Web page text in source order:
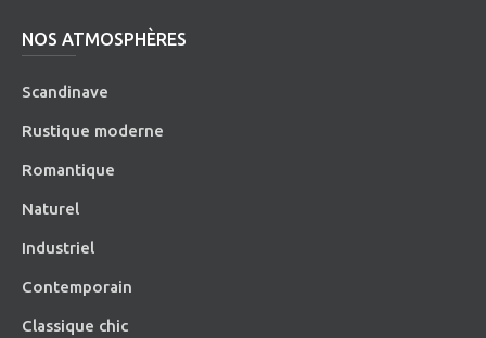
NOS ATMOSPHÈRES
Scandinave
Rustique moderne
Romantique
Naturel
Industriel
Contemporain
Classique chic